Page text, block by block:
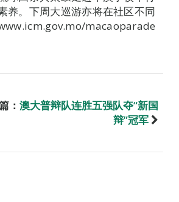
养。下周大巡游亦将在社区不同
macaoparade
： 澳大普辩队连胜五强队夺“新国
辩”冠军